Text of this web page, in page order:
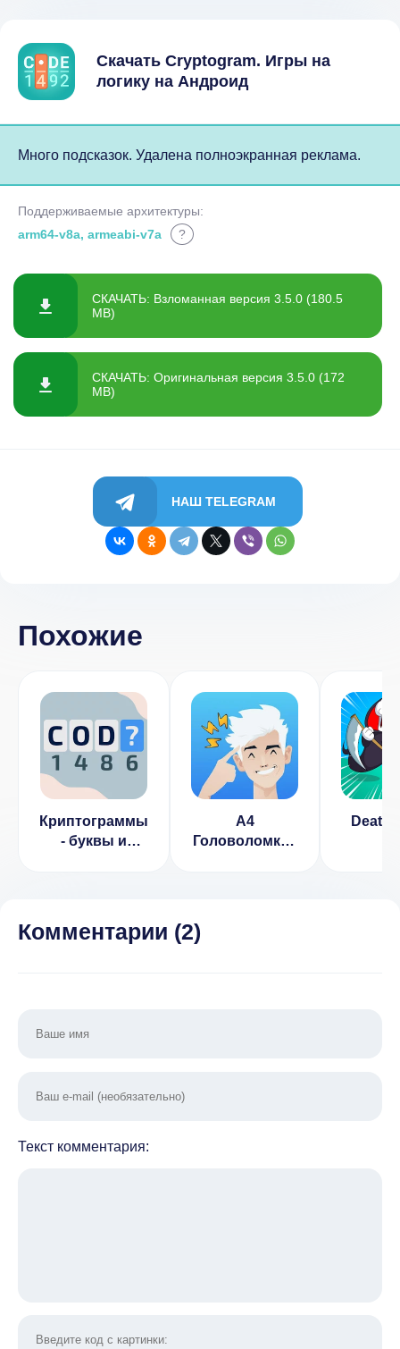
Скачать Cryptogram. Игры на
логику на Андроид
Много подсказок. Удалена полноэкранная реклама.
Поддерживаемые архитектуры:
arm64-v8a, armeabi-v7a
?
СКАЧАТЬ: Взломанная версия 3.5.0 (180.5
MB)
СКАЧАТЬ: Оригинальная версия 3.5.0 (172
MB)
НАШ TELEGRAM
Похожие
Криптограммы
- буквы и
А4
Головоломки -
Death
Комментарии (2)
Текст комментария: